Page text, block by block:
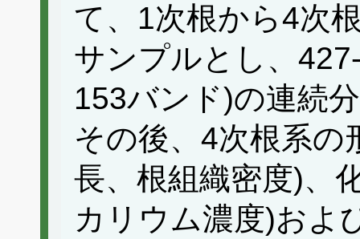
て、1次根から4次
サンプルとし、
153バンド)の連続
その後、4次根系の
長、根組織密度)、
カリウム濃度)およ